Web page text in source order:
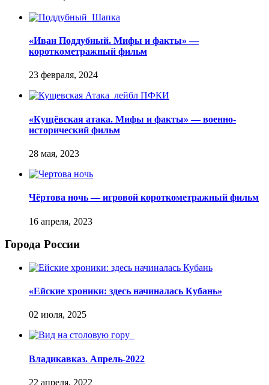
«Иван Поддубный. Мифы и факты» —
короткометражный фильм
«Кущёвская атака. Мифы и факты» — военно-
исторический фильм
Чёртова ночь — игровой короткометражный фильм
Города России
«Ейские хроники: здесь начиналась Кубань»
Владикавказ. Апрель-2022